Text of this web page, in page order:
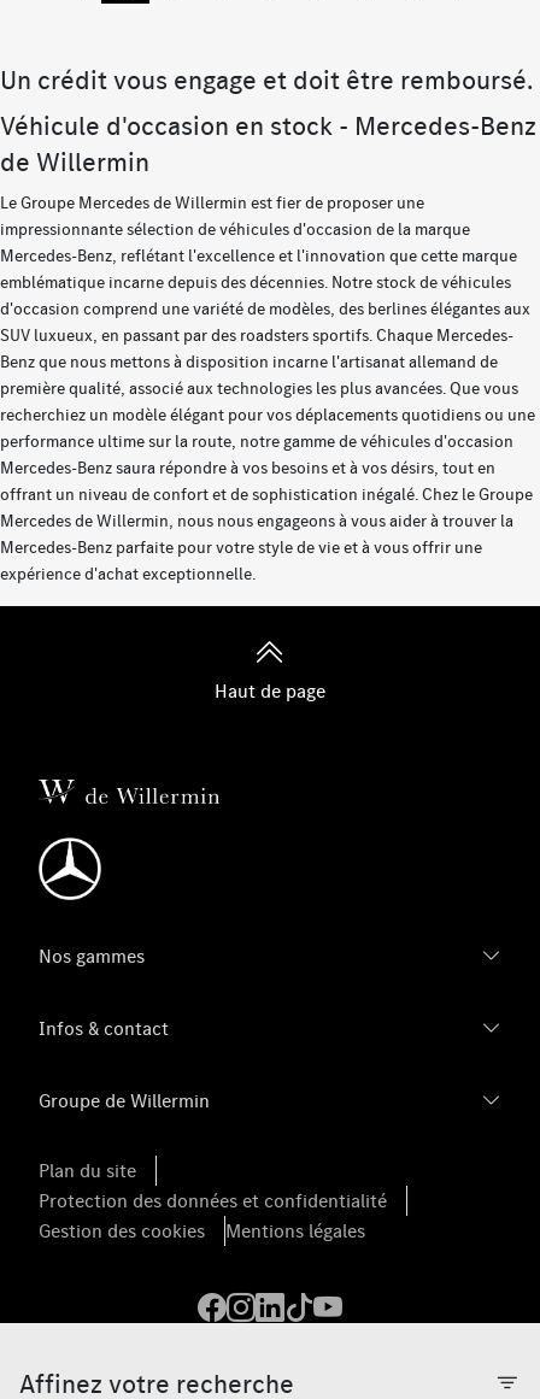
Affinez votre recherche
Un crédit vous engage et doit être remboursé.
Véhicule d'occasion en stock - Mercedes-Benz
de Willermin
Le Groupe Mercedes de Willermin est fier de proposer une
impressionnante sélection de véhicules d'occasion de la marque
Mercedes-Benz, reflétant l'excellence et l'innovation que cette marque
emblématique incarne depuis des décennies. Notre stock de véhicules
d'occasion comprend une variété de modèles, des berlines élégantes aux
SUV luxueux, en passant par des roadsters sportifs. Chaque Mercedes-
Benz que nous mettons à disposition incarne l'artisanat allemand de
première qualité, associé aux technologies les plus avancées. Que vous
recherchiez un modèle élégant pour vos déplacements quotidiens ou une
performance ultime sur la route, notre gamme de véhicules d'occasion
Mercedes-Benz saura répondre à vos besoins et à vos désirs, tout en
offrant un niveau de confort et de sophistication inégalé. Chez le Groupe
Mercedes de Willermin, nous nous engageons à vous aider à trouver la
Mercedes-Benz parfaite pour votre style de vie et à vous offrir une
expérience d'achat exceptionnelle.
Haut de page
Nos gammes
Infos & contact
Groupe de Willermin
Plan du site
Protection des données et confidentialité
Gestion des cookies
Mentions légales